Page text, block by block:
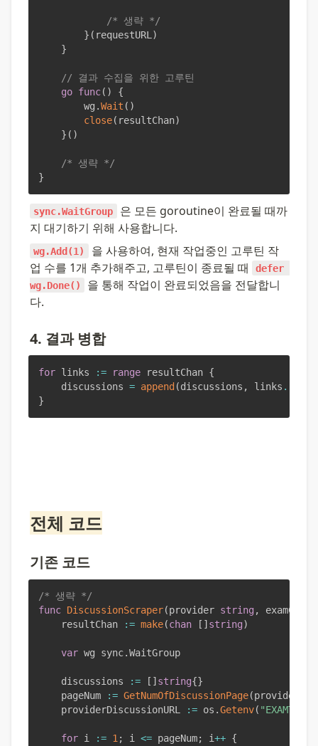
/* 생략 */
} ( requestURL)
}
// 결과 수집을 위한 고루틴
go func( )
{
		wg
.Wait ( )
close( resultChan)
} ( )
/* 생략 */
}
sync.WaitGroup
은 모든 goroutine이 완료될 때까
지 대기하기 위해 사용합니다.
wg.Add(1)
을 사용하여, 현재 작업중인 고루틴 작
업 수를 1개 추가해주고, 고루틴이 종료될 때
defer
wg.Done()
을 통해 작업이 완료되었음을 전달합니
다.
4. 결과 병합
for links := range resultChan {
    discussions
= append (discussions , links ...
}
전체 코드
기존 코드
/* 생략 */
func DiscussionScraper(provider string , examCode
	resultChan
:= make(chan [ ] string)
var wg sync.WaitGroup
	discussions
:= [ ] string{}
	pageNum
:= GetNumOfDiscussionPage(provider
	providerDiscussionURL
:= os .Getenv(
for i := 1; i <= pageNum; i++ {